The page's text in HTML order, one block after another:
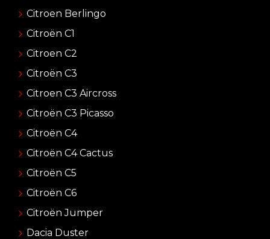
Citroen Berlingo
Citroën C1
Citroen C2
Citroën C3
Citroen C3 Aircross
Citroën C3 Picasso
Citroën C4
Citroën C4 Cactus
Citroën C5
Citroën C6
Citroën Jumper
Dacia Duster